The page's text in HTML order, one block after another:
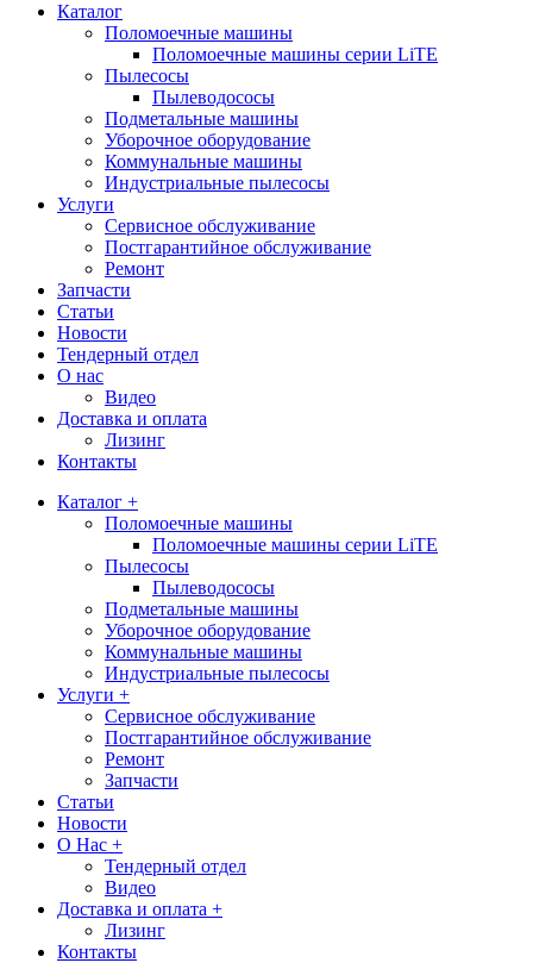
Каталог
Поломоечные машины
Поломоечные машины серии LiTE
Пылесосы
Пылеводососы
Подметальные машины
Уборочное оборудование
Коммунальные машины
Индустриальные пылесосы
Услуги
Сервисное обслуживание
Постгарантийное обслуживание
Ремонт
Запчасти
Статьи
Новости
Тендерный отдел
О нас
Видео
Доставка и оплата
Лизинг
Контакты
Каталог +
Поломоечные машины
Поломоечные машины серии LiTE
Пылесосы
Пылеводососы
Подметальные машины
Уборочное оборудование
Коммунальные машины
Индустриальные пылесосы
Услуги +
Сервисное обслуживание
Постгарантийное обслуживание
Ремонт
Запчасти
Статьи
Новости
О Нас +
Тендерный отдел
Видео
Доставка и оплата +
Лизинг
Контакты